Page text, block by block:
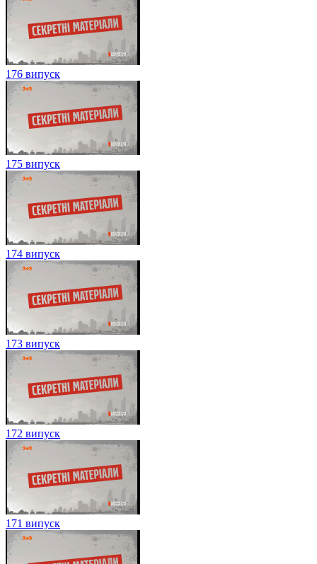
176 випуск
175 випуск
174 випуск
173 випуск
172 випуск
171 випуск